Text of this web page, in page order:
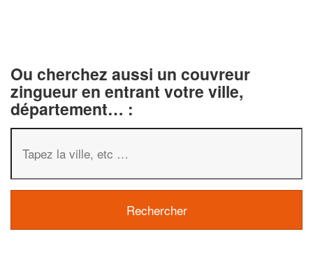
Ou cherchez aussi un couvreur
zingueur en entrant votre ville,
département… :